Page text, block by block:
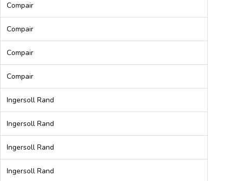
Compair
Compair
Compair
Compair
Ingersoll Rand
Ingersoll Rand
Ingersoll Rand
Ingersoll Rand